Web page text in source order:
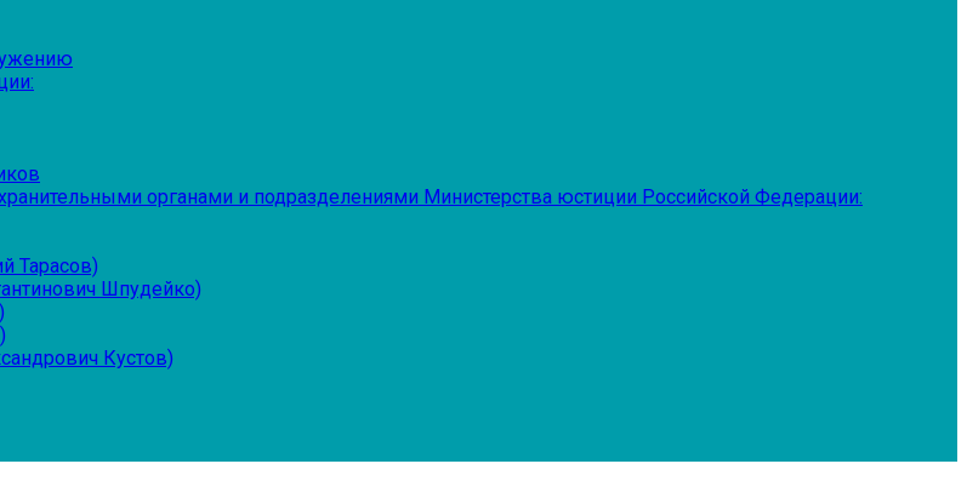
органами и подразделениями Министерства юстиции Российской Федерации:
Тарасов)
Шпудейко)
Кустов)